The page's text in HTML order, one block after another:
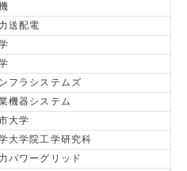
送配電
フラシステムズ
機器システム
大学
大学院工学研究科
パワーグリッド